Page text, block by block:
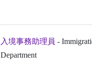
入境事務助理員 -
Department